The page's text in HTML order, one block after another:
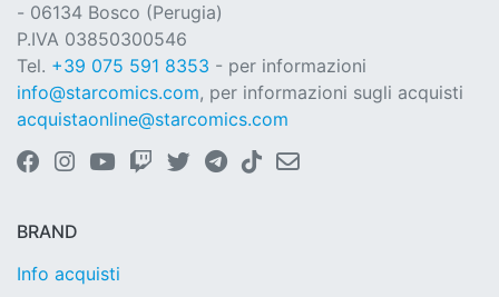
- 06134 Bosco (Perugia)
P.IVA 03850300546
Tel. +39 075 591 8353 - per informazioni
info@starcomics.com, per informazioni sugli acquisti
acquistaonline@starcomics.com
BRAND
Info acquisti